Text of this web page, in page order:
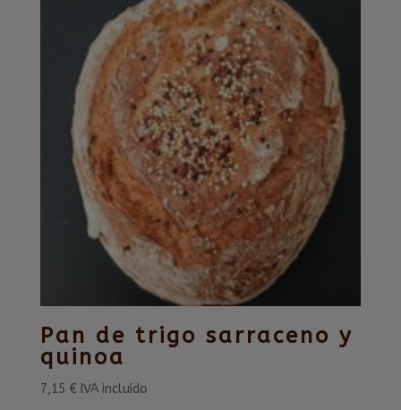
Pan de trigo sarraceno y
quinoa
7,15 € IVA incluído